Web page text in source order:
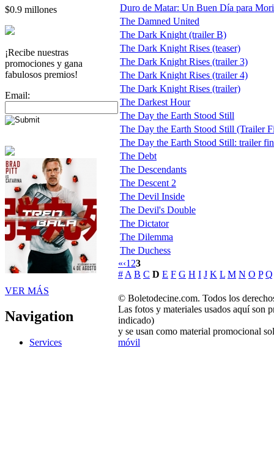
$0.9 millones
¡Recibe nuestras
promociones y gana
fabulosos premios!
Email:
VER MÁS
Navigation
Services
Duro de Matar: Un Buen Día para
The Damned United
The Dark Knight (trailer B)
The Dark Knight Rises (teaser)
The Dark Knight Rises (trailer 3)
The Dark Knight Rises (trailer 4)
The Dark Knight Rises (trailer)
The Darkest Hour
The Day the Earth Stood Still
The Day the Earth Stood Still (Trailer
The Day the Earth Stood Still: trailer
The Debt
The Descendants
The Descent 2
The Devil Inside
The Devil's Double
The Dictator
The Dilemma
The Duchess
«‹1 23
# A B C D E F G H I J K L M N O P Q
© Boletodecine.com. Todos los
Las fotos y materiales usados aquí son
indicado)
y se usan como material promocional
móvil